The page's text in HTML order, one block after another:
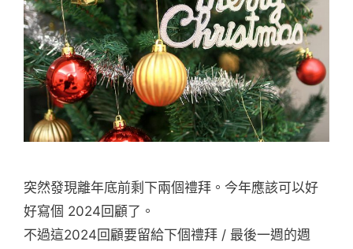
突然發現離年底前剩下兩個禮拜。今年應該可以好
好寫個 2024回顧了。
不過這2024回顧要留給下個禮拜 / 最後一週的週